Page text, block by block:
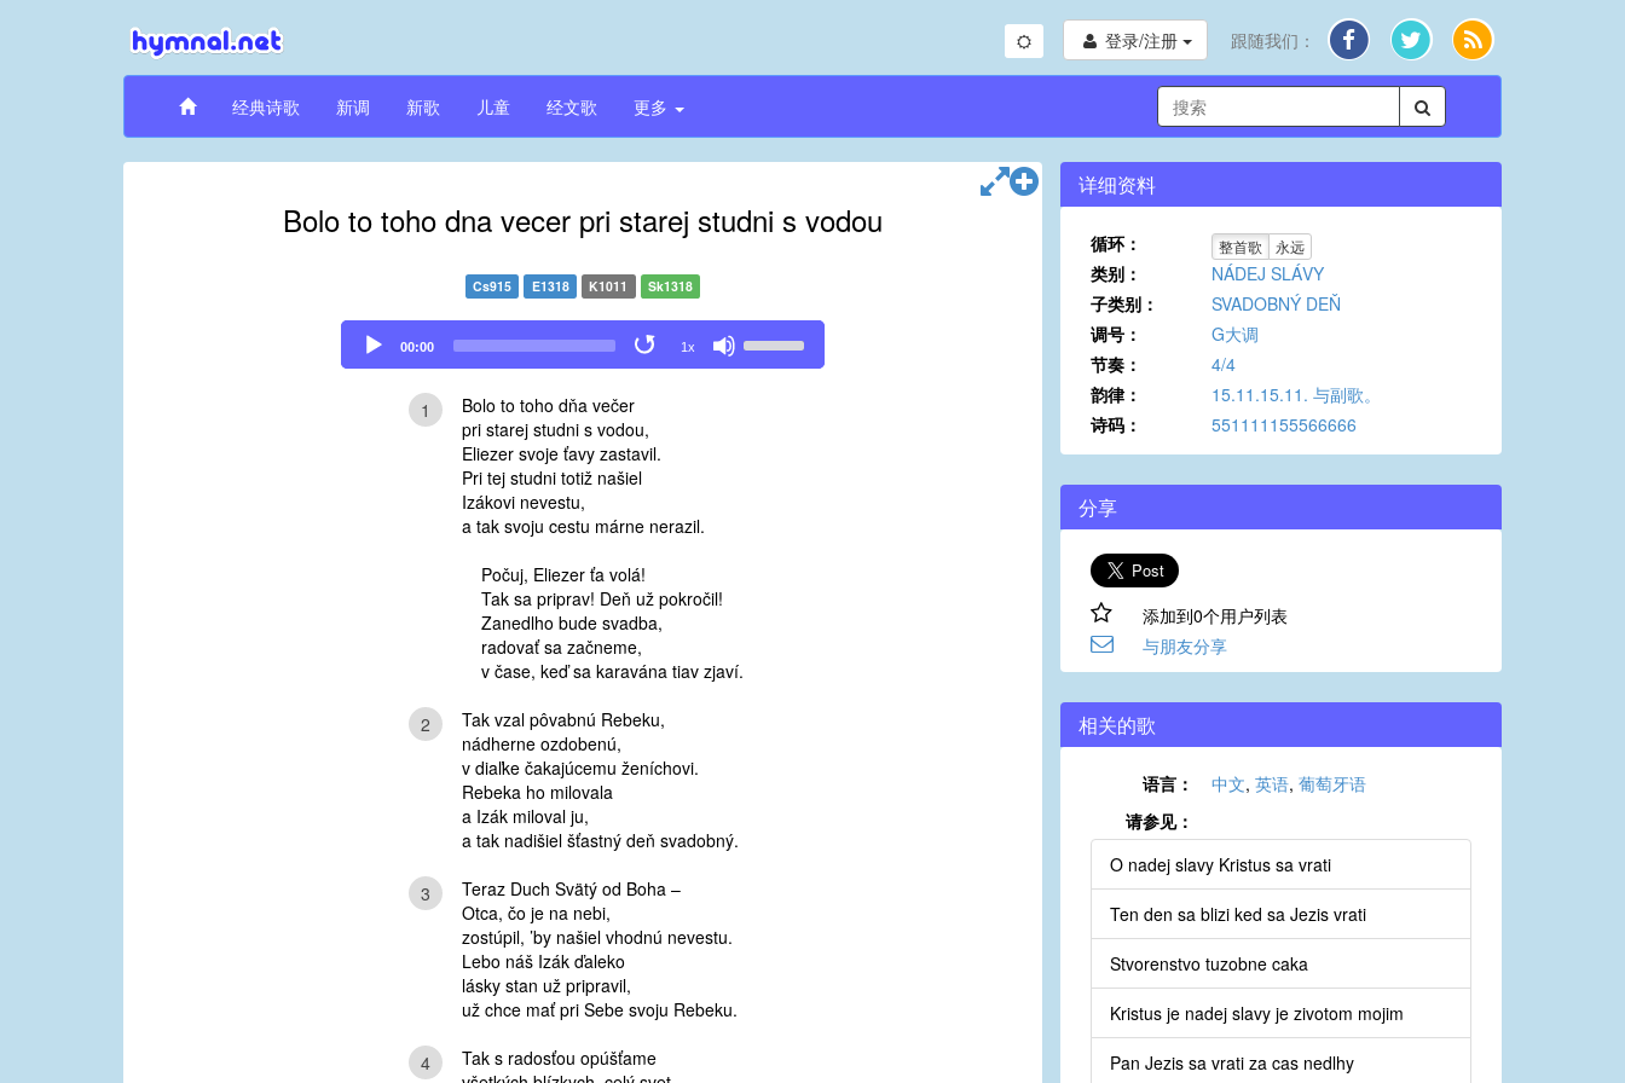
登录/注册 跟随我们：
经典诗歌 新调 新歌 儿童 经文歌 更多
Bolo to toho dna vecer pri starej studni s vodou
Cs915 E1318 K1011 Sk1318
Audio
Player
00:00 1x
Up/Down
1
Bolo to toho dňa večer
pri starej studni s vodou,
Eliezer svoje ťavy zastavil.
Pri tej studni totiž našiel
Izákovi nevestu,
a tak svoju cestu márne nerazil.
Počuj, Eliezer ťa volá!
Tak sa priprav! Deň už pokročil!
Zanedlho bude svadba,
radovať sa začneme,
v čase, keď sa karavána tiav zjaví.
2
Tak vzal pôvabnú Rebeku,
nádherne ozdobenú,
v diaľke čakajúcemu ženíchovi.
Rebeka ho milovala
a Izák miloval ju,
a tak nadišiel šťastný deň svadobný.
3
Teraz Duch Svätý od Boha –
Otca, čo je na nebi,
zostúpil, ’by našiel vhodnú nevestu.
Lebo náš Izák ďaleko
lásky stan už pripravil,
už chce mať pri Sebe svoju Rebeku.
4
Tak s radosťou opúšťame
详细资料
循环： 整首歌 永远
类别：
NÁDEJ SLÁVY
子类别：
SVADOBNÝ DEŇ
调号：
G大调
节奏：
4/4
韵律：
15.11.15.11. 与副歌。
诗码：
551111155566666
分享
添加到0个用户列表
与朋友分享
相关的歌
语言： 中文, 英语, 葡萄牙语
请参见：
O nadej slavy Kristus sa vrati
Ten den sa blizi ked sa Jezis vrati
Stvorenstvo tuzobne caka
Kristus je nadej slavy je zivotom mojim
Pan Jezis sa vrati za cas nedlhy